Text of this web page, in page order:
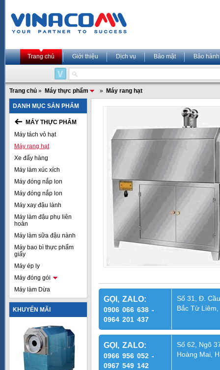
Trang chủ Giới thiệu Dịch vụ Bảo mật Bảo hành
Trang chủ » Máy thực phẩm » Máy rang hạt
DANH MỤC SẢN PHẨM
MÁY THỰC PHẨM
Máy tách vỏ hạt
Máy rang hạt
Xe đẩy hàng
Máy làm xúc xích
Máy đóng nắp lon
Máy đóng nắp lon
Máy xay đậu lành
Máy làm đậu phụ liên
hoàn
Máy làm sữa đậu nành
Máy bao bì thực phẩm
giấy
Máy ép ly
Máy đóng gói
Máy làm Dừa
KHUYẾN MÃI
GỌI, ZALO:
0906 066 638 -
0964 201 437
Số 31, Đ.
Bắc Từ
GỌI, ZALO:
0966 956 052 -
0967 549 142
Số 62, Ngõ
Hoàng Mai,